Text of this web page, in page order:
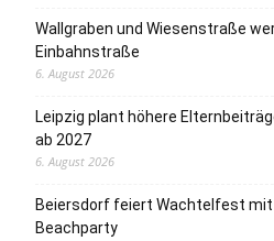
Wallgraben und Wiesenstraße
Einbahnstraße
6. August 2026
Leipzig plant höhere
ab 2027
6. August 2026
Beiersdorf feiert Wachtelfest mit
Beachparty